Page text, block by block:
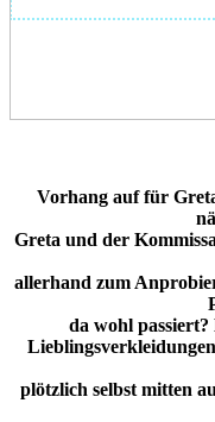
Vorhang auf für
Greta und der
allerhand zum
da wohl
plötzlich selbst mitten